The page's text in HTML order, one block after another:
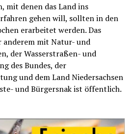
mit denen das Land ins
gehen will, sollten in den
erarbeitet werden. Das
mit Natur- und
der Wasserstraßen- und
des Bundes, der
und dem Land Niedersachsen
und Bürgersnak ist öffentlich.